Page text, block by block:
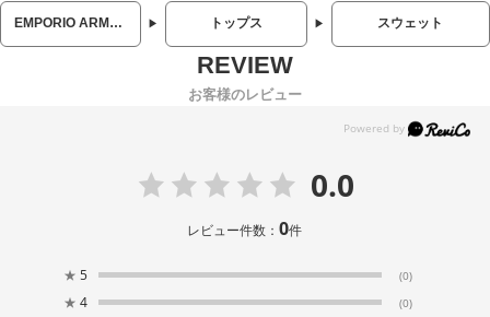
EMPORIO ARMANI (エンポリオアルマーニ) トップス スウェット
お客様のレビュー
0.0
レビュー件数：0件
★ 5 (0)
★ 4 (0)